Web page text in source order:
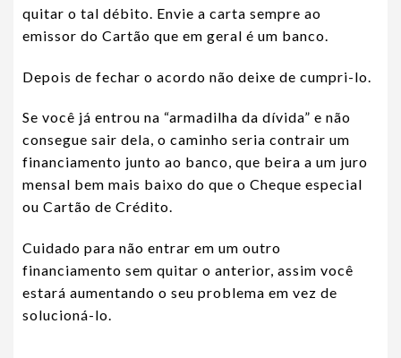
quitar o tal débito. Envie a carta sempre ao
emissor do Cartão que em geral é um banco.
Depois de fechar o acordo não deixe de cumpri-lo.
Se você já entrou na “armadilha da dívida” e não
consegue sair dela, o caminho seria contrair um
financiamento junto ao banco, que beira a um juro
mensal bem mais baixo do que o Cheque especial
ou Cartão de Crédito.
Cuidado para não entrar em um outro
financiamento sem quitar o anterior, assim você
estará aumentando o seu problema em vez de
solucioná-lo.